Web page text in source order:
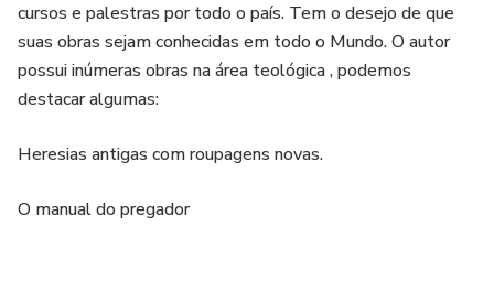
cursos e palestras por todo o país. Tem o desejo de que
suas obras sejam conhecidas em todo o Mundo. O autor
possui inúmeras obras na área teológica , podemos
destacar algumas:
Heresias antigas com roupagens novas.
O manual do pregador